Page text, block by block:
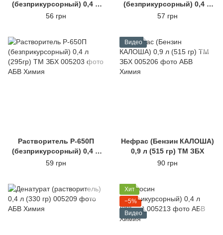
(безприкурсорный) 0,4 л
(330гр)
56 грн
(безприкурсорный) 0,4 л
(330гр)
57 грн
Растворитель Р-650П
(безприкурсорный) 0,4 л
(295гр) ТМ ЗБХ
59 грн
Видео
Нефрас (Бензин КАЛОША)
0,9 л (515 гр) ТМ ЗБХ
90 грн
Хит
−5%
Видео